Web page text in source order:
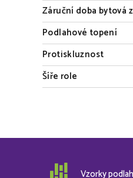
Záruční doba bytová
Podlahové topení
Protiskluznost
Šíře role
Vzorky